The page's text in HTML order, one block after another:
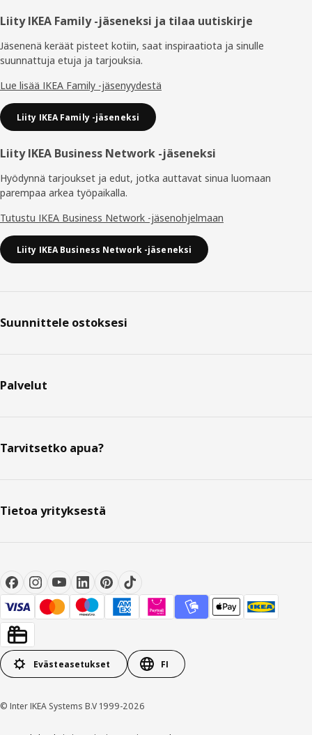
Alatunniste
Liity IKEA Family -jäseneksi ja tilaa uutiskirje
Jäsenenä keräät pisteet kotiin, saat inspiraatiota ja sinulle
suunnattuja etuja ja tarjouksia.​
Lue lisää IKEA Family -jäsenyydestä
Liity IKEA Family -jäseneksi
Liity IKEA Business Network -jäseneksi
Hyödynnä tarjoukset ja edut, jotka auttavat sinua luomaan
parempaa arkea työpaikalla.
Tutustu IKEA Business Network -jäsenohjelmaan
Liity IKEA Business Network -jäseneksi
Suunnittele ostoksesi
Palvelut
Tarvitsetko apua?
Tietoa yrityksestä
Evästeasetukset FI
© Inter IKEA Systems B.V 1999-2026